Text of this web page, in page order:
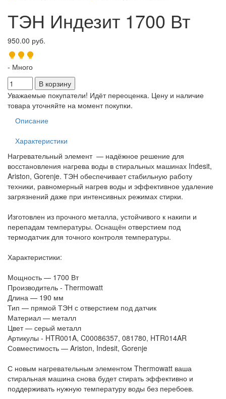
ТЭН Индезит 1700 Вт
950.00 руб.
- Много
Уважаемые покупатели! Идёт переоценка. Цену и наличие
товара уточняйте на момент покупки.
Описание
Характеристики
Нагревательный элемент — надёжное решение для
восстановления нагрева воды в стиральных машинах Indesit,
Ariston, Gorenje. ТЭН обеспечивает стабильную работу
техники, равномерный нагрев воды и эффективное удаление
загрязнений даже при интенсивных режимах стирки.
Изготовлен из прочного металла, устойчивого к накипи и
перепадам температуры. Оснащён отверстием под
термодатчик для точного контроля температуры.
Характеристики:
Мощность — 1700 Вт
Производитель - Thermowatt
Длина — 190 мм
Тип — прямой ТЭН с отверстием под датчик
Материал — металл
Цвет — серый металл
Артикулы - HTR001A, C00086357, 081780, HTR014AR
Совместимость — Ariston, Indesit, Gorenje
С новым нагревательным элементом Thermowatt ваша
стиральная машина снова будет стирать эффективно и
поддерживать нужную температуру воды без перебоев.